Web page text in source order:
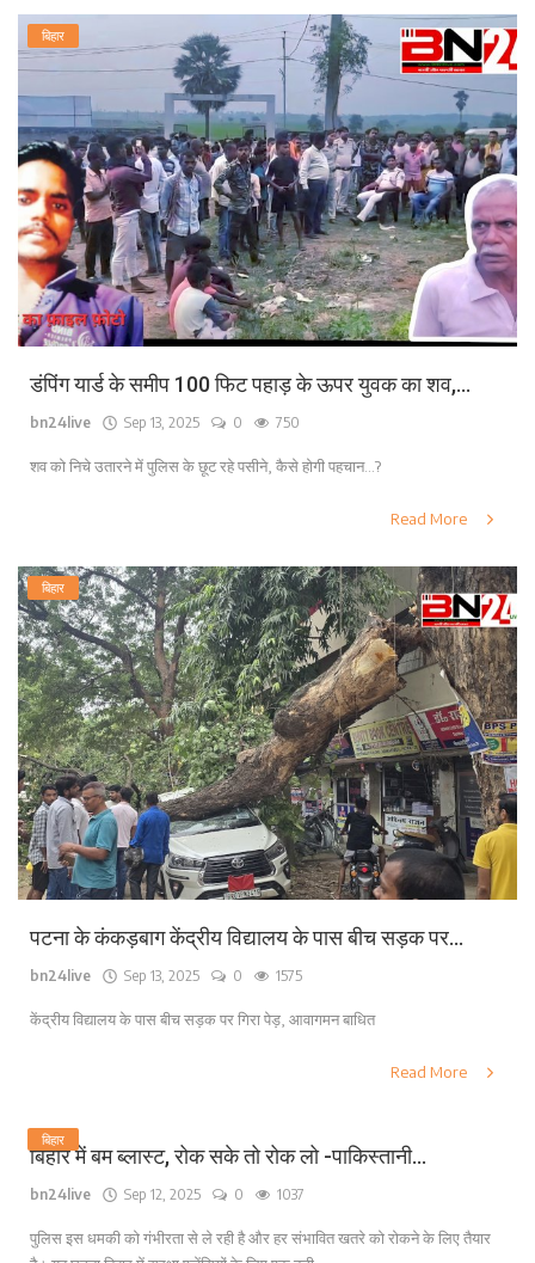
बिहार
डंपिंग यार्ड के समीप 100 फिट पहाड़ के ऊपर युवक का शव,...
bn24live Sep 13, 2025 0 750
शव को निचे उतारने में पुलिस के छूट रहे पसीने, कैसे होगी पहचान...?
Read More
बिहार
पटना के कंकड़बाग केंद्रीय विद्यालय के पास बीच सड़क पर...
bn24live Sep 13, 2025 0 1575
केंद्रीय विद्यालय के पास बीच सड़क पर गिरा पेड़, आवागमन बाधित
Read More
बिहार
बिहार में बम ब्लास्ट, रोक सके तो रोक लो -पाकिस्तानी...
bn24live Sep 12, 2025 0 1037
पुलिस इस धमकी को गंभीरता से ले रही है और हर संभावित खतरे को रोकने के लिए तैयार